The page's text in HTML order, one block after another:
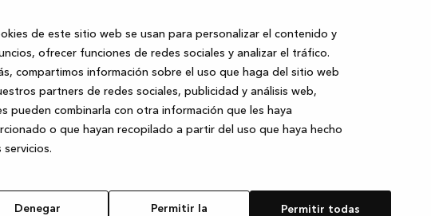
de este sitio web se usan para personalizar el contenido y
ofrecer funciones de redes sociales y analizar el tráfico.
compartimos información sobre el uso que haga del sitio web
partners de redes sociales, publicidad y análisis web,
pueden combinarla con otra información que les haya
o que hayan recopilado a partir del uso que haya hecho
servicios.
Denegar
Permitir la
Permitir todas
has occurred (see the browser console for